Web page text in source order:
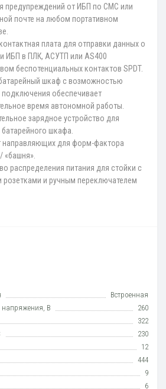
предупреждений от ИБП по СМС или
почте на любом портативном
плата для отправки данных о
ИБП в ПЛК, АСУТП или AS400
беспотенциальных контактов SPDT.
шкаф с возможностью
подключения обеспечивает
время автономной работы.
зарядное устройство для
шкафа.
направляющих для форм-фактора
«башня».
распределения питания для стойки с
розетками и ручным переключателем
Встроенная
напряжения, В
260
322
230
12
444
9
6